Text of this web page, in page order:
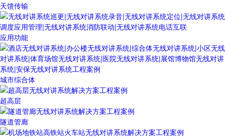
天馈传输
应用功能
城市综合体
超高层
隧道管廊